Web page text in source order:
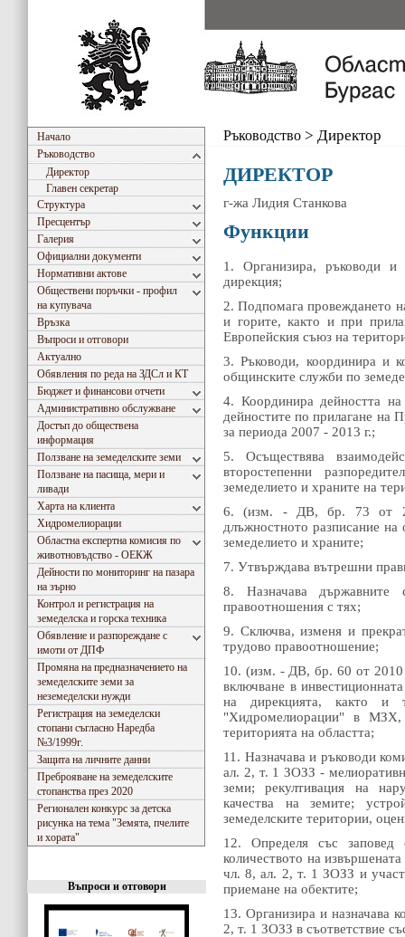
Начало
Ръководство
Директор
Главен секретар
Структура
Пресцентър
Галерия
Официални документи
Нормативни актове
Обществени поръчки - профил
на купувача
Връзка
Въпроси и отговори
Актуално
Обявления по реда на ЗДСл и КТ
Бюджет и финансови отчети
Административно обслужване
Достъп до обществена
информация
Ползване на земеделските земи
Ползване на пасища, мери и
ливади
Харта на клиента
Хидромeлиорации
Областна експертна комисия по
животновъдство - ОЕКЖ
Дейности по мониторинг на пазара
на зърно
Контрол и регистрация на
земеделска и горска техника
Обявление и разпореждане с
имоти от ДПФ
Промяна на предназначението на
земеделските земи за
неземеделски нужди
Регистрация на земеделски
стопани съгласно Наредба
№3/1999г.
Защита на личните данни
Преброяване на земеделските
стопанства през 2020
Регионален конкурс за детска
рисунка на тема "Земята, пчелите
и хората"
Въпроси и отговори
Ръководство > Директор
ДИРЕКТОР
г-жа Лидия Станкова
Функции
1. Организира, ръководи и
дирекция;
2. Подпомага провеждането
и горите, както и при
Европейския съюз на
3. Ръководи, координира и
общинските служби по
4. Координира дейността
дейностите по прилагане на
за периода 2007 - 2013 г.;
5. Осъществява
второстепенни
земеделието и храните на
6. (изм. - ДВ, бр. 73 от
длъжностното разписание на
земеделието и храните;
7. Утвърждава вътрешни
8. Назначава държавните
правоотношения с тях;
9. Сключва, изменя и
трудово правоотношение;
10. (изм. - ДВ, бр. 60 от 2010
включване в
на дирекцията, както и
"Хидромелиорации" в
територията на областта;
11. Назначава и ръководи
ал. 2, т. 1 ЗОЗЗ -
земи; рекултивация на
качества на земите;
земеделските територии,
12. Определя със заповед
количеството на
чл. 8, ал. 2, т. 1 ЗОЗЗ и
приемане на обектите;
13. Организира и назначава
2, т. 1 ЗОЗЗ в съответствие